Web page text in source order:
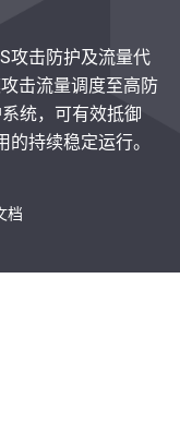
攻击防护及流量代
击流量调度至高防
统，可有效抵御
持续稳定运行。
档